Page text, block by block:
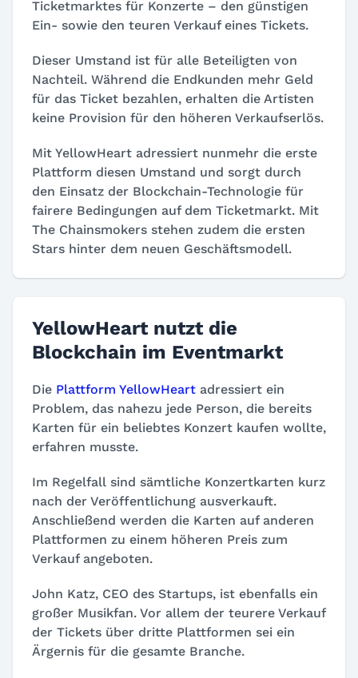
Ticketmarktes für Konzerte – den günstigen
Ein- sowie den teuren Verkauf eines Tickets.
Dieser Umstand ist für alle Beteiligten von
Nachteil. Während die Endkunden mehr Geld
für das Ticket bezahlen, erhalten die Artisten
keine Provision für den höheren Verkaufserlös.
Mit YellowHeart adressiert nunmehr die erste
Plattform diesen Umstand und sorgt durch
den Einsatz der Blockchain-Technologie für
fairere Bedingungen auf dem Ticketmarkt. Mit
The Chainsmokers stehen zudem die ersten
Stars hinter dem neuen Geschäftsmodell.
YellowHeart nutzt die
Blockchain im Eventmarkt
Die Plattform YellowHeart adressiert ein
Problem, das nahezu jede Person, die bereits
Karten für ein beliebtes Konzert kaufen wollte,
erfahren musste.
Im Regelfall sind sämtliche Konzertkarten kurz
nach der Veröffentlichung ausverkauft.
Anschließend werden die Karten auf anderen
Plattformen zu einem höheren Preis zum
Verkauf angeboten.
John Katz, CEO des Startups, ist ebenfalls ein
großer Musikfan. Vor allem der teurere Verkauf
der Tickets über dritte Plattformen sei ein
Ärgernis für die gesamte Branche.